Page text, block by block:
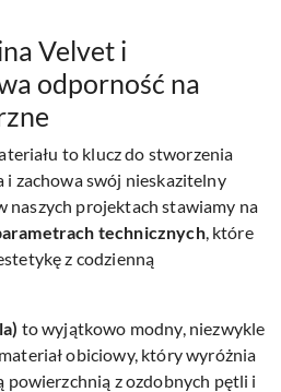
Velvet i
odporność na
to klucz do stworzenia
zachowa swój nieskazitelny
naszych projektach stawiamy na
technicznych, które
z codzienną
to wyjątkowo modny, niezwykle
obiciowy, który wyróżnia
powierzchnią z ozdobnych pętli i